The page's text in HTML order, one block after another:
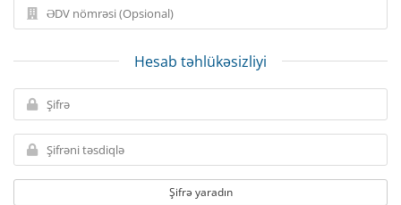
Hesab təhlükəsizliyi
Şifrə yaradın